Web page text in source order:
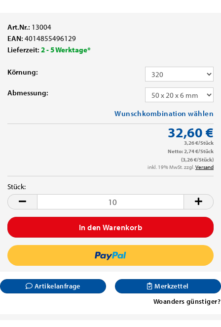
Art.Nr.: 13004
EAN: 4014855496129
Lieferzeit: 2 - 5 Werktage*
Körnung:
Abmessung:
Wunschkombination wählen
32,60 €
3,26 €/Stück
Netto: 2,74 €/Stück
(3,26 €/Stück)
inkl. 19% MwSt. zzgl.Versand
Stück:
Stück
Artikelanfrage
Merkzettel
Woanders günstiger?